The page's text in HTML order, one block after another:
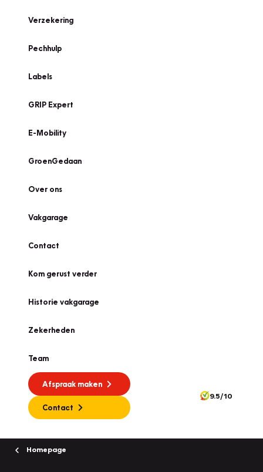
Verzekering
Pechhulp
Labels
GRIP Expert
E-Mobility
GroenGedaan
Over ons
Vakgarage
Contact
Kom gerust verder
Historie vakgarage
Zekerheden
Team
Afspraak maken
Contact
9.5/10
Homepage